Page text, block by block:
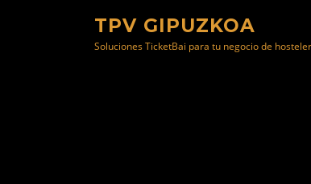
TPV GIPUZKOA
Soluciones TicketBai para tu negocio de